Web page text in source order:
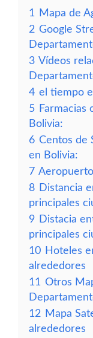
1
Mapa de
2 Google
3 Vídeos
4 el tiempo
5 Farmacias
Bolivia:
6 Centos de
en Bolivia:
7
8 Distancia
principales
9 Distacia
principales
10 Hoteles
alrededores
11 Otros
12 Mapa
alrededores